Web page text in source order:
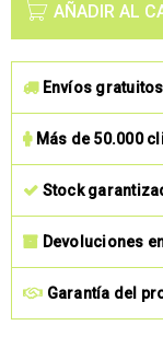
AÑADIR AL
Envíos
Más de 50.000
Stock
Devoluciones
Garantía del